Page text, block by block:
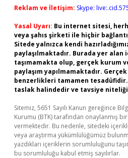
Reklam ve İletişim: Skype:
Yasal Uyarı: Bu internet sitesi,
veya şahıs şirketi ile hiçbir
Sitede yalnızca kendi
paylaşılmaktadır. Burada yer
taşımamakta olup, gerçek kurum
paylaşım yapılmamaktadır.
benzerlikleri tamamen
taslak halindedir ve tavsiye niteliği
Sitemiz, 5651 Sayılı Kanun gereğince
Kurumu (BTK) tarafından onaylanmış
vermektedir. Bu nedenle, sitedeki
veya araştırma yükümlülüğümüz
yazdıkları içeriklerin sorumluluğunu
bu sorumluluğu kabul etmiş sayılırlar.